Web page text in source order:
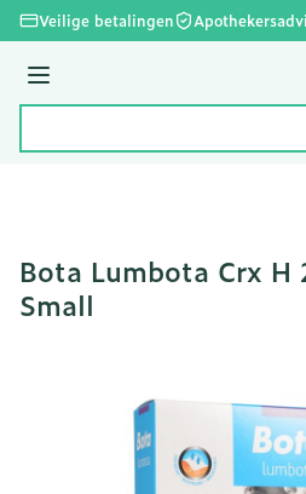
Ga naar de inhoud
Veilige betalingen
Menu
Bota Lumbota Crx H
Small